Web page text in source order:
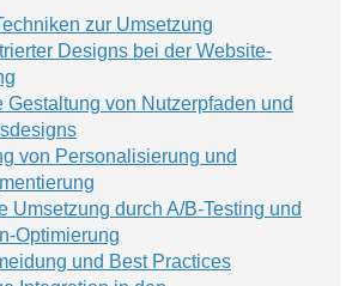
zur Umsetzung
Designs bei der Website-
Gestaltung von Nutzerpfaden und
von Personalisierung und
Umsetzung durch A/B-Testing und
Optimierung
und Best Practices